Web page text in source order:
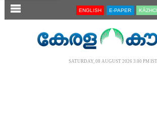
SECTIONS ENGLISH E-PAPER
SATURDAY, 08 AUGUST 2026 3.00 PM IST